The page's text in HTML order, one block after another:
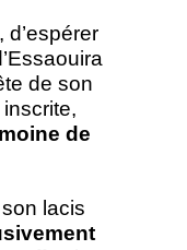
de son
inscrite,
de
lacis